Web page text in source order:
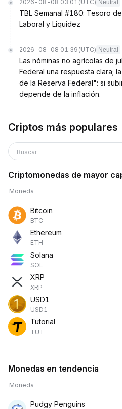
2026-08-08 03:01 (UTC) Neutral
TBL Semanal #180: Tesoro
Laboral y Liquidez
2026-08-08 01:39 (UTC) Neutral
Las nóminas no agrícolas de
Federal una respuesta clara;
de la Reserva Federal": si
depende de la inflación.
Criptos más populares
Buscar
Criptomonedas de mayor
Moneda
Bitcoin
BTC
Ethereum
ETH
Solana
SOL
XRP
XRP
USD1
USD1
Tutorial
TUT
Monedas en tendencia
Moneda
Pudgy Penguins